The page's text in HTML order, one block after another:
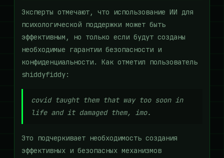
Эксперты отмечают, что использование ИИ для
психологической поддержки может быть
эффективным, но только если будут созданы
необходимые гарантии безопасности и
конфиденциальности. Как отметил пользователь
shiddyfiddy:
covid taught them that way too soon in
life and it damaged them, imo.
Это подчеркивает необходимость создания
эффективных и безопасных механизмов